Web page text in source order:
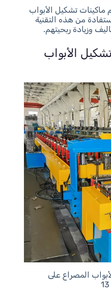
تشكيل الأبواب
من هذه التقنية
وزيادة ربحيتهم.
الأبواب
المصراع على